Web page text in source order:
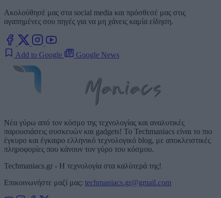
Ακολούθησέ μας στα social media και πρόσθεσέ μας στις
αγαπημένες σου πηγές για να μη χάνεις καμία είδηση.
Add to Google Google News
Νέα γύρω από τον κόσμο της τεχνολογίας και αναλυτικές
παρουσιάσεις συσκευών και gadgets! Το Techmaniacs είναι το πιο
έγκυρο και έγκαιρο ελληνικό τεχνολογικό blog, με αποκλειστικές
πληροφορίες που κάνουν τον γύρο του κόσμου.
Techmaniacs.gr - Η τεχνολογία στα καλύτερά της!
Επικοινωνήστε μαζί μας: techmaniacs.gr@gmail.com